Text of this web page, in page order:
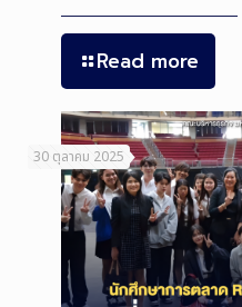
Read more
30 ตุลาคม 2025